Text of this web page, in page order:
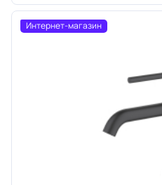
Интернет-магазин